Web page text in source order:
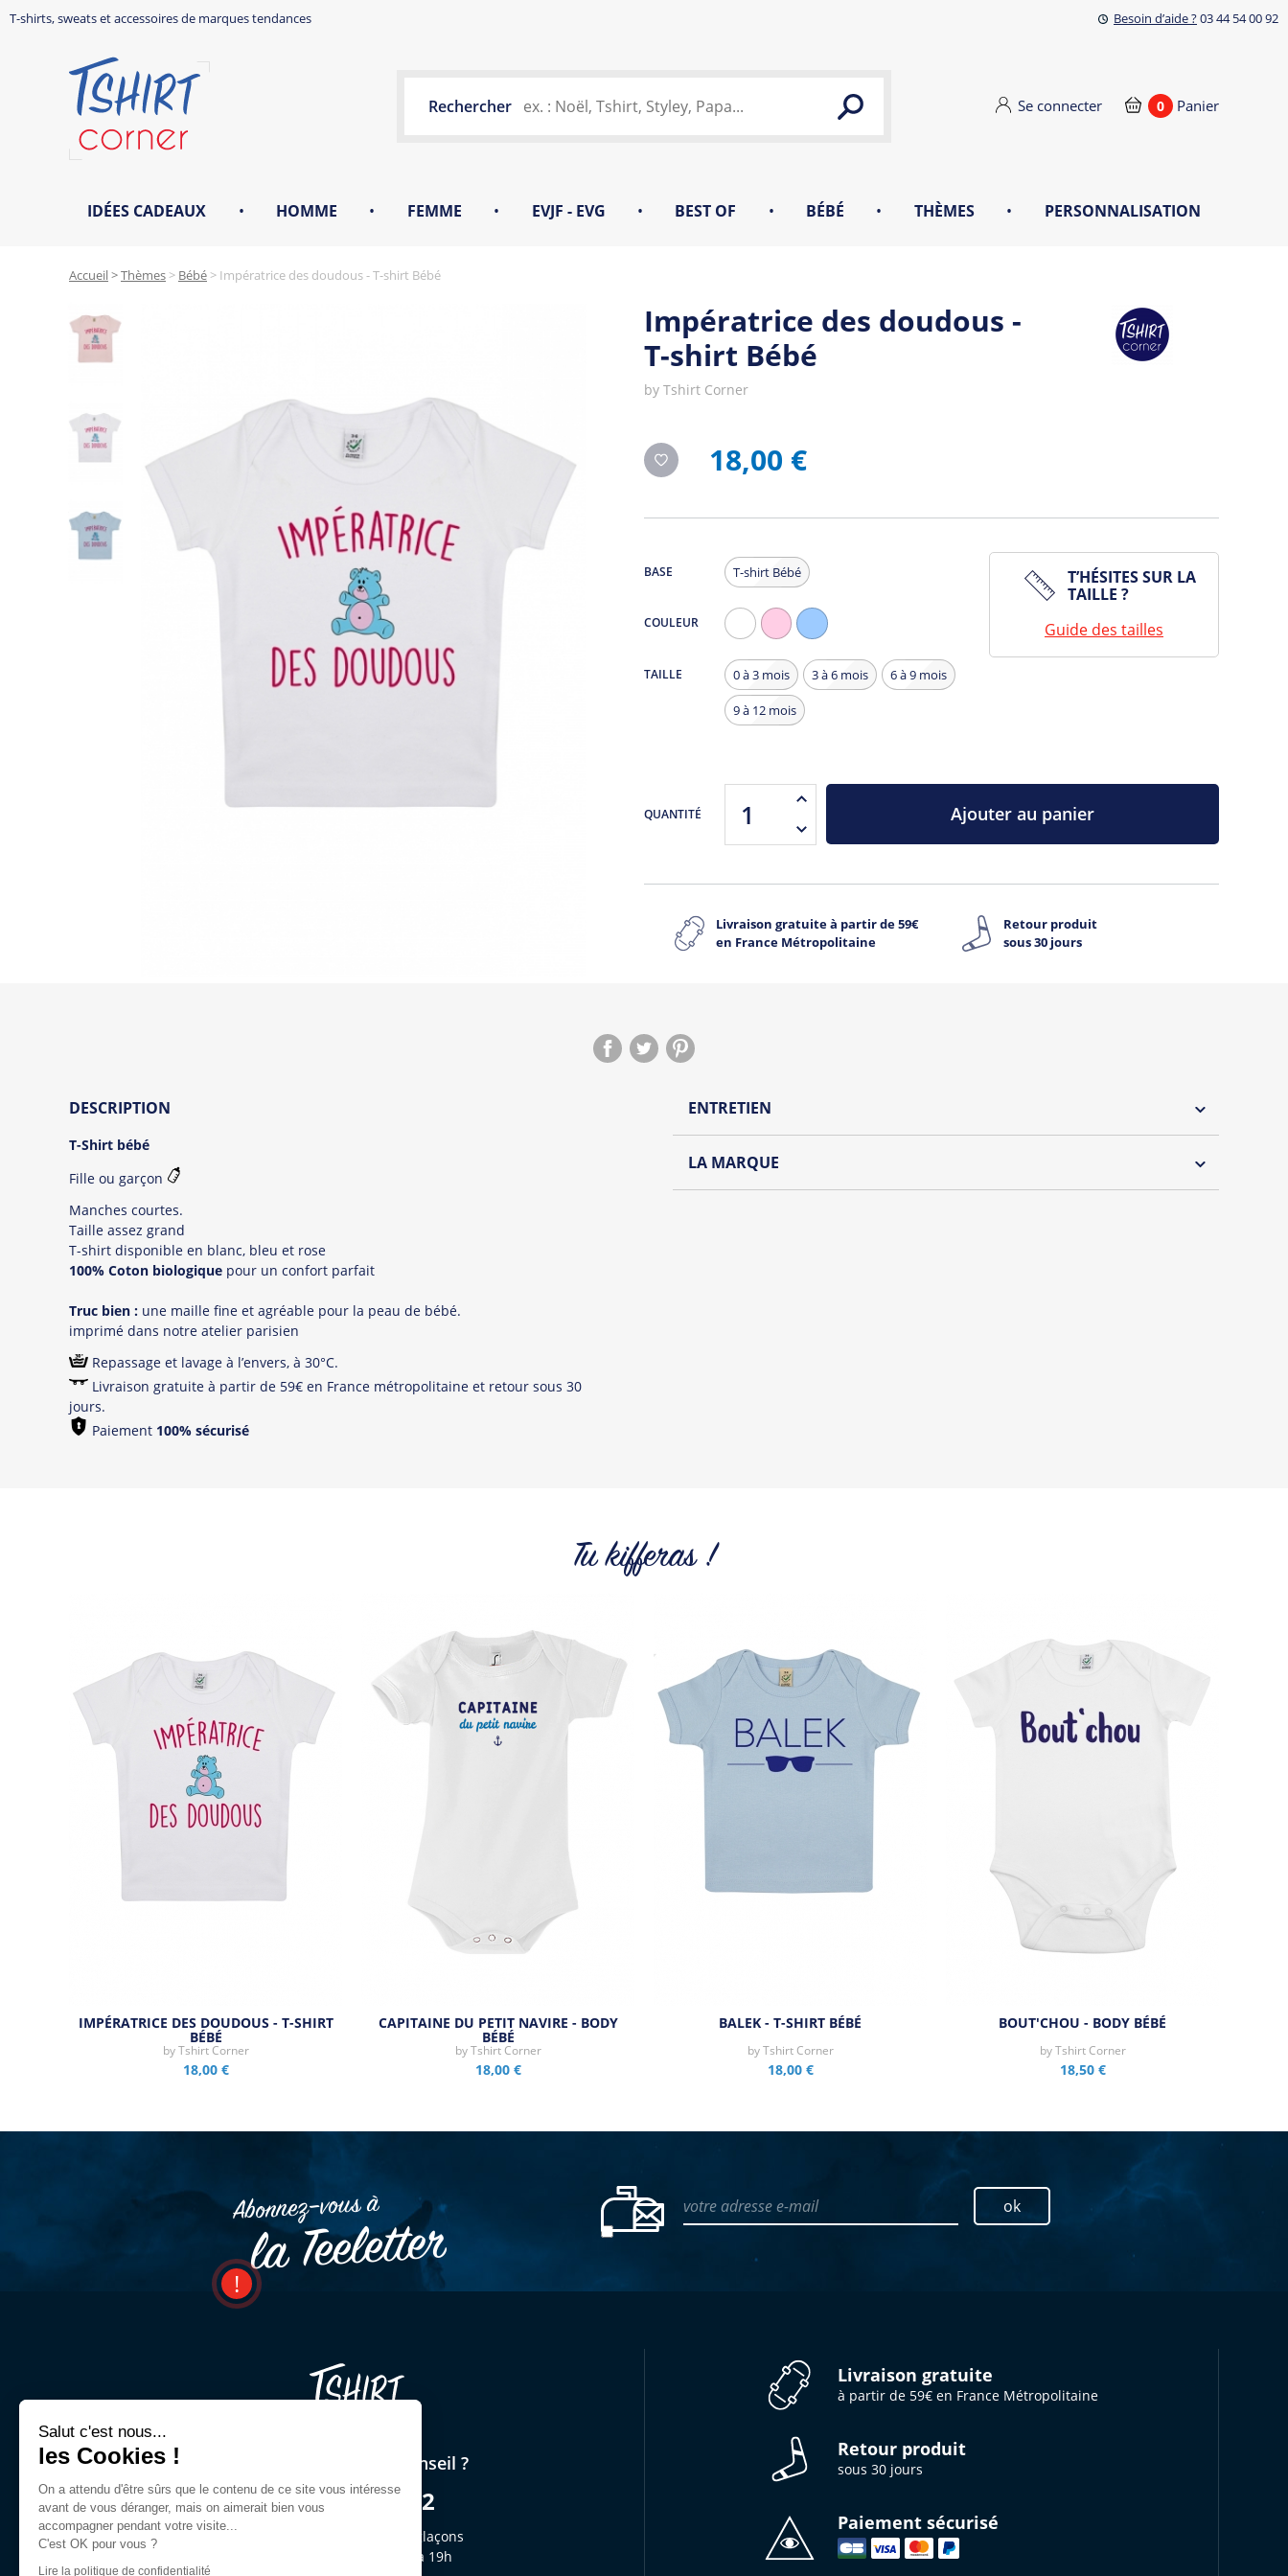
T-shirts, sweats et accessoires de marques tendances Besoin d’aide ?03 44 54 00 92
Rechercher Se connecter 0 Panier
IDÉES CADEAUX • HOMME • FEMME • EVJF - EVG • BEST OF • BÉBÉ • THÈMES • PERSONNALISATION
Accueil>Thèmes > Bébé > Impératrice des doudous - T-shirt Bébé
Impératrice des doudous -
T-shirt Bébé
by Tshirt Corner
18,00 €
BASE T-shirt Bébé
COULEUR
Pâle
Clair
TAILLE 0 à 3 mois 3 à 6 mois 6 à 9 mois
9 à 12 mois
T’HÉSITES SUR LA
TAILLE ?
Guide des tailles
QUANTITÉ Ajouter au panier
Livraison gratuite à partir de 59€
en France Métropolitaine
Retour produit
sous 30 jours
DESCRIPTION
T-Shirt bébé
Fille ou garçon
Manches courtes.
Taille assez grand
T-shirt disponible en blanc, bleu et rose
100% Coton biologique pour un confort parfait
Truc bien : une maille fine et agréable pour la peau de bébé.
imprimé dans notre atelier parisien
Repassage et lavage à l’envers, à 30°C.
Livraison gratuite à partir de 59€ en France métropolitaine et retour sous 30
jours.
Paiement 100% sécurisé
ENTRETIEN
LA MARQUE
Tu kifferas !
IMPÉRATRICE DES DOUDOUS - T-SHIRT
BÉBÉ
byTshirt Corner
18,00 €
CAPITAINE DU PETIT NAVIRE - BODY
BÉBÉ
byTshirt Corner
18,00 €
BALEK - T-SHIRT BÉBÉ
byTshirt Corner
18,00 €
BOUT'CHOU - BODY BÉBÉ
byTshirt Corner
18,50 €
Abonnez–vous à
la Teeletter
votre adresse e-mail ok
Une question ? Un conseil ?
03 44 54 00 92
Demandez Jeffrey ou des glaçons
du lun. au ven. de 9h30 à 19h
Livraison gratuite
à partir de 59€ en France Métropolitaine
Retour produit
sous 30 jours
Paiement sécurisé
Salut c'est nous...
les Cookies !
On a attendu d'être sûrs que le contenu de ce site vous intéresse
avant de vous déranger, mais on aimerait bien vous
accompagner pendant votre visite...
C'est OK pour vous ?
Lire la politique de confidentialité